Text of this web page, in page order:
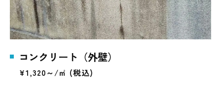
コンクリート（外壁）
¥1,320～/㎡ (税込)